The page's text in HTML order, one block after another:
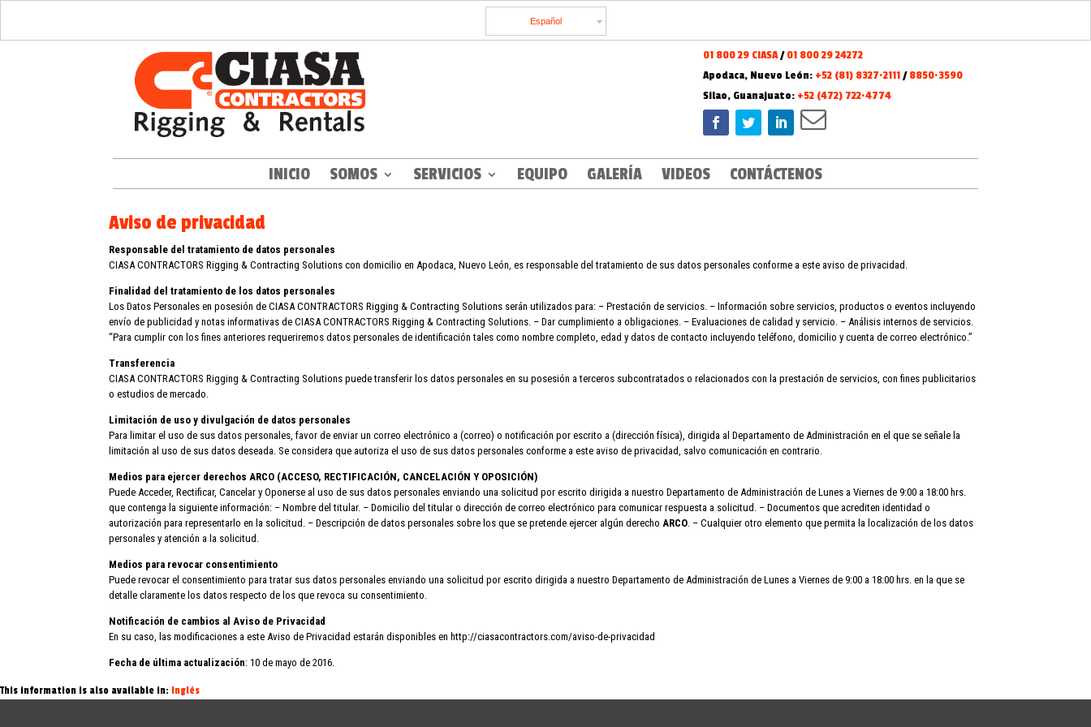
Español
01 800 29 CIASA/01 800 29 24272
Apodaca, Nuevo León:+52 (81) 8327·2111/8850·3590
Silao, Guanajuato:+52 (472) 722·4774
INICIO SOMOS SERVICIOS EQUIPO GALERÍA VIDEOS CONTÁCTENOS
Aviso de privacidad
Responsable del tratamiento de datos personales
CIASA CONTRACTORS Rigging & Contracting Solutions con domicilio en Apodaca, Nuevo León, es responsable del tratamiento de sus datos personales conforme a este aviso de privacidad.
Finalidad del tratamiento de los datos personales
Los Datos Personales en posesión de CIASA CONTRACTORS Rigging & Contracting Solutions serán utilizados para: – Prestación de servicios. – Información sobre servicios, productos o eventos incluyendo
envío de publicidad y notas informativas de CIASA CONTRACTORS Rigging & Contracting Solutions. – Dar cumplimiento a obligaciones. – Evaluaciones de calidad y servicio. – Análisis internos de servicios.
“Para cumplir con los fines anteriores requeriremos datos personales de identificación tales como nombre completo, edad y datos de contacto incluyendo teléfono, domicilio y cuenta de correo electrónico.”
Transferencia
CIASA CONTRACTORS Rigging & Contracting Solutions puede transferir los datos personales en su posesión a terceros subcontratados o relacionados con la prestación de servicios, con fines publicitarios
o estudios de mercado.
Limitación de uso y divulgación de datos personales
Para limitar el uso de sus datos personales, favor de enviar un correo electrónico a (correo) o notificación por escrito a (dirección física), dirigida al Departamento de Administración en el que se señale la
limitación al uso de sus datos deseada. Se considera que autoriza el uso de sus datos personales conforme a este aviso de privacidad, salvo comunicación en contrario.
Medios para ejercer derechos ARCO (ACCESO, RECTIFICACIÓN, CANCELACIÓN Y OPOSICIÓN)
Puede Acceder, Rectificar, Cancelar y Oponerse al uso de sus datos personales enviando una solicitud por escrito dirigida a nuestro Departamento de Administración de Lunes a Viernes de 9:00 a 18:00 hrs.
que contenga la siguiente información: – Nombre del titular. – Domicilio del titular o dirección de correo electrónico para comunicar respuesta a solicitud. – Documentos que acrediten identidad o
autorización para representarlo en la solicitud. – Descripción de datos personales sobre los que se pretende ejercer algún derechoARCO. – Cualquier otro elemento que permita la localización de los datos
personales y atención a la solicitud.
Medios para revocar consentimiento
Puede revocar el consentimiento para tratar sus datos personales enviando una solicitud por escrito dirigida a nuestro Departamento de Administración de Lunes a Viernes de 9:00 a 18:00 hrs. en la que se
detalle claramente los datos respecto de los que revoca su consentimiento.
Notificación de cambios al Aviso de Privacidad
En su caso, las modificaciones a este Aviso de Privacidad estarán disponibles en http://ciasacontractors.com/aviso-de-privacidad
Fecha de última actualización: 10 de mayo de 2016.
This information is also available in: Inglés